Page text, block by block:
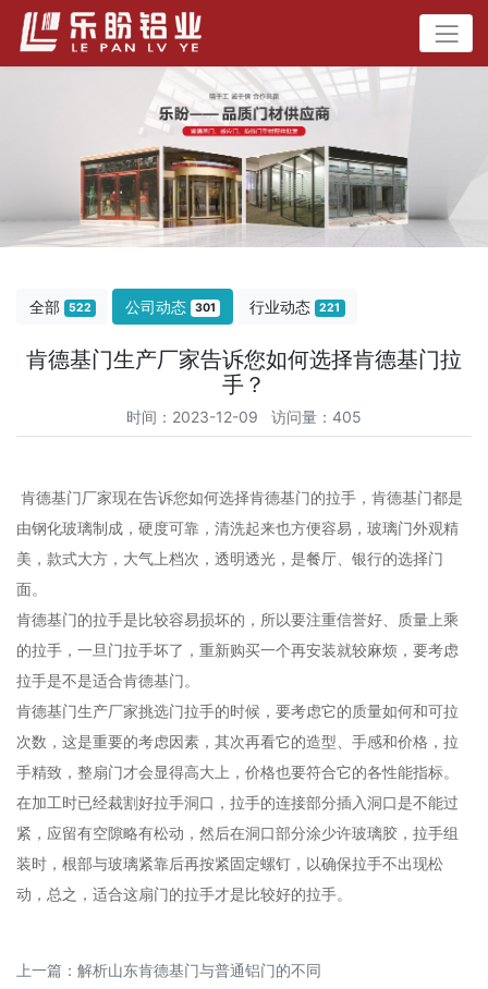
全部 522 公司动态 301 行业动态 221
肯德基门生产厂家告诉您如何选择肯德基门拉
手？
时间：2023-12-09 访问量：405
肯德基门厂家现在告诉您如何选择肯德基门的拉手，肯德基门都是
由钢化玻璃制成，硬度可靠，清洗起来也方便容易，玻璃门外观精
美，款式大方，大气上档次，透明透光，是餐厅、银行的选择门
面。
肯德基门的拉手是比较容易损坏的，所以要注重信誉好、质量上乘
的拉手，一旦门拉手坏了，重新购买一个再安装就较麻烦，要考虑
拉手是不是适合肯德基门。
肯德基门生产厂家挑选门拉手的时候，要考虑它的质量如何和可拉
次数，这是重要的考虑因素，其次再看它的造型、手感和价格，拉
手精致，整扇门才会显得高大上，价格也要符合它的各性能指标。
在加工时已经裁割好拉手洞口，拉手的连接部分插入洞口是不能过
紧，应留有空隙略有松动，然后在洞口部分涂少许玻璃胶，拉手组
装时，根部与玻璃紧靠后再按紧固定螺钉，以确保拉手不出现松
动，总之，适合这扇门的拉手才是比较好的拉手。
上一篇： 解析山东肯德基门与普通铝门的不同